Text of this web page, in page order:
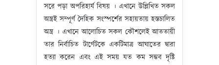
সরে পড়া অপরিহার্য বিষয় । এখানে উল্লিখিত সকল
অস্ত্রই সম্পূর্ণ দৈহিক সংস্পর্শের সহায়তায় হস্তচালিত
অস্ত্র । এখানে আলোচিত সকল কৌশলেই আততায়ী
তার নির্বাচিত টার্গেটকে একটিমাত্র আঘাতের দ্বারা
হত্যা করেন এবং এই সময় যত কম সম্ভব দৃষ্টি